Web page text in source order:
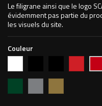
Le filigrane ainsi que le logo
évidemment pas partie du
les visuels du site.
Couleur
702M
vif
forêt